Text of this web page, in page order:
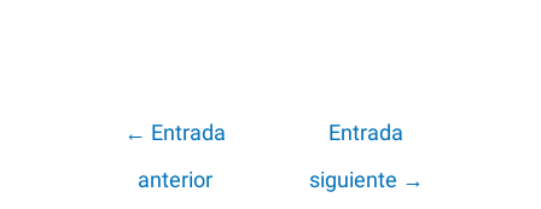
Navegación
← Entrada
anterior
Entrada
siguiente →